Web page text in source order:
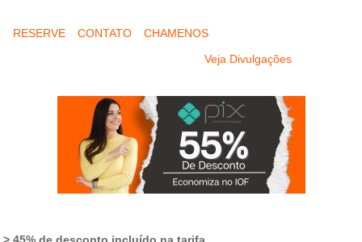
RESERVE CONTATO
CHAMENOS
Veja Divulgações